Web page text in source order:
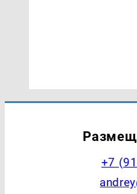
+7